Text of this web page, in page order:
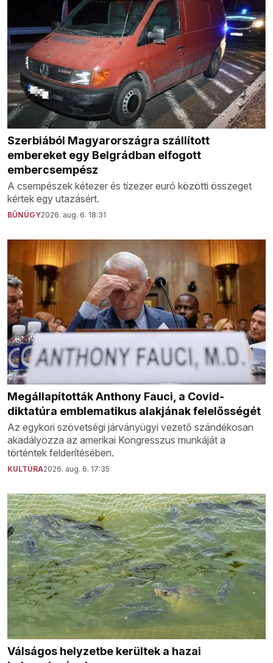
Szerbiából Magyarországra szállított
embereket egy Belgrádban elfogott
embercsempész
A csempészek kétezer és tízezer euró közötti összeget
kértek egy utazásért.
BŰNÜGY2026. aug. 6. 18:31
Megállapították Anthony Fauci, a Covid-
diktatúra emblematikus alakjának felelősségét
Az egykori szövetségi járványügyi vezető szándékosan
akadályozza az amerikai Kongresszus munkáját a
történtek felderítésében.
KULTÚRA2026. aug. 6. 17:35
Válságos helyzetbe kerültek a hazai